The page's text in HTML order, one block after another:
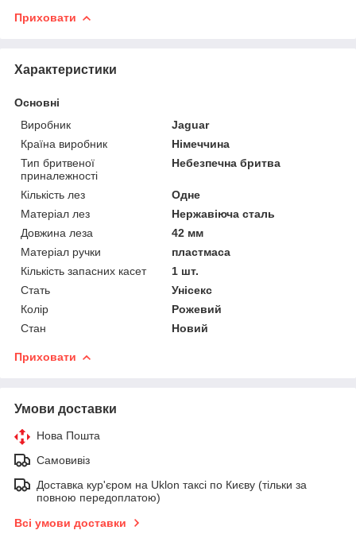
Приховати
Характеристики
Основні
Виробник
Jaguar
Країна виробник
Німеччина
Тип бритвеної
приналежності
Небезпечна бритва
Кількість лез
Одне
Матеріал лез
Нержавіюча сталь
Довжина леза
42 мм
Матеріал ручки
пластмаса
Кількість запасних касет
1 шт.
Стать
Унісекс
Колір
Рожевий
Стан
Новий
Приховати
Умови доставки
Нова Пошта
Самовивіз
Доставка кур'єром на Uklon таксі по Києву (тільки за
повною передоплатою)
Всі умови доставки